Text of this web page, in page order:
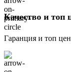
Качество и топ
Гаранция и топ